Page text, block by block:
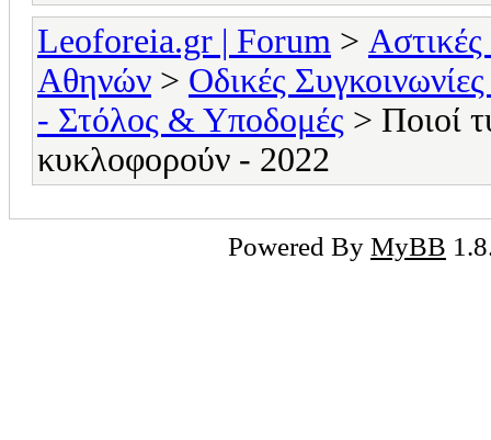
Leoforeia.gr | Forum >
Αθηνών > Οδικές
- Στόλος & Υποδομές > Ποιοί
κυκλοφορούν - 2022
Powered By MyBB